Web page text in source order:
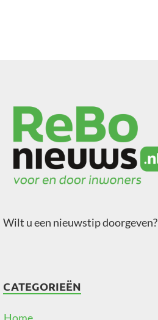
Wilt u een nieuwstip doorgeven?
CATEGORIEËN